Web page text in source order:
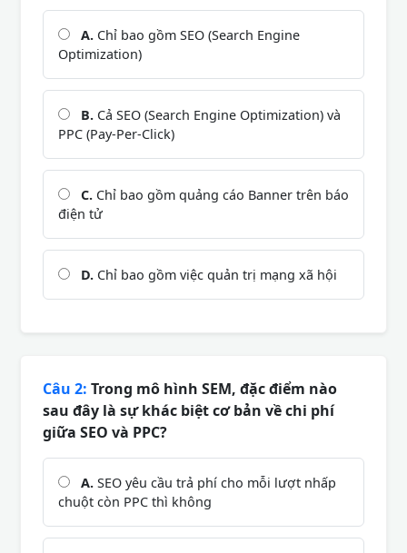
A. Chỉ bao gồm SEO (Search Engine
Optimization)
B. Cả SEO (Search Engine Optimization) và
PPC (Pay-Per-Click)
C. Chỉ bao gồm quảng cáo Banner trên báo
điện tử
D. Chỉ bao gồm việc quản trị mạng xã hội
Câu 2: Trong mô hình SEM, đặc điểm nào
sau đây là sự khác biệt cơ bản về chi phí
giữa SEO và PPC?
A. SEO yêu cầu trả phí cho mỗi lượt nhấp
chuột còn PPC thì không